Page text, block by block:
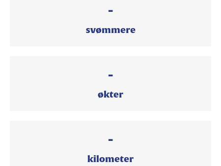
-
svømmere
-
økter
-
kilometer